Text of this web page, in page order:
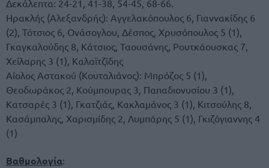
Δεκάλεπτα: 24-21, 41-38, 54-45, 68-66.
Ηρακλής (Αλεξανδρής): Αγγελακόπουλος 6, Γιαννακίδης 6
(2), Τότσιος 6, Ονάσογλου, Δέσπος, Χρυσόπουλος 5 (1),
Γκαγκαλούδης 8, Κάτσιος, Ταουσάνης, Ρουτκάουσκας 7,
Χείλαρης 3 (1), Καλαϊτζίδης
Αίολος Αστακού (Κουταλιάνος): Μπρόζος 5 (1),
Θεοδωράκος 2, Κούμπουρας 3, Παπαδιονυσίου 3 (1),
Κατσαρές 3 (1), Γκατζιάς, Κακλαμάνος 3 (1), Κιτσούλης 8,
Κασάμπαλης, Χαρισμίδης 2, Λυμπάρης 5 (1), Γκιζόγιαννης 4
(1)
Βαθμολογία: